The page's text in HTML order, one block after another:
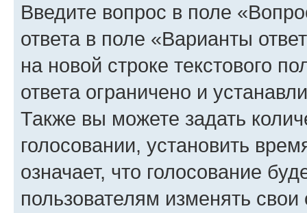
Введите вопрос в поле
ответа в поле «Варианты
на новой строке текстового
ответа ограничено и
Также вы можете задать
голосовании, установить
означает, что голосование
пользователям изменять свои